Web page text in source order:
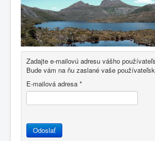
About
Author Login
Zadajte e-mailovú adresu vášho
Bude vám na ňu zaslané vaše
E-mailová adresa *
Odoslať